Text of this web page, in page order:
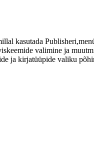
kasutada
valimine ja
ja kirjatüüpide valiku